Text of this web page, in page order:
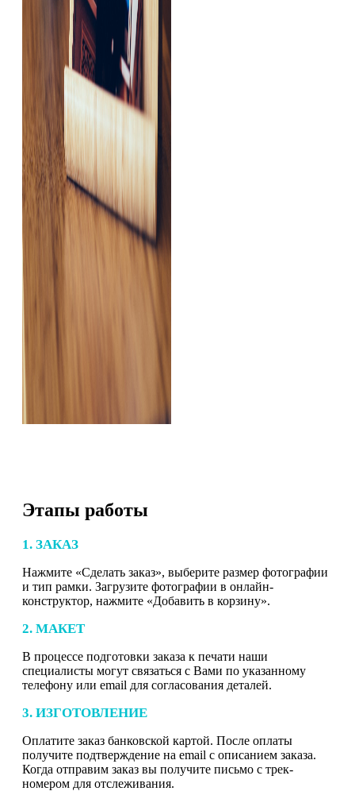
Этапы работы
1. ЗАКАЗ
Нажмите «Сделать заказ», выберите размер фотографии
и тип рамки. Загрузите фотографии в онлайн-
конструктор, нажмите «Добавить в корзину».
2. МАКЕТ
В процессе подготовки заказа к печати наши
специалисты могут связаться с Вами по указанному
телефону или email для согласования деталей.
3. ИЗГОТОВЛЕНИЕ
Оплатите заказ банковской картой. После оплаты
получите подтверждение на email с описанием заказа.
Когда отправим заказ вы получите письмо с трек-
номером для отслеживания.